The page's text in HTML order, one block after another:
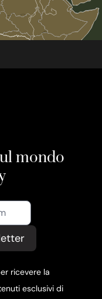
mondo
ricevere la
esclusivi di